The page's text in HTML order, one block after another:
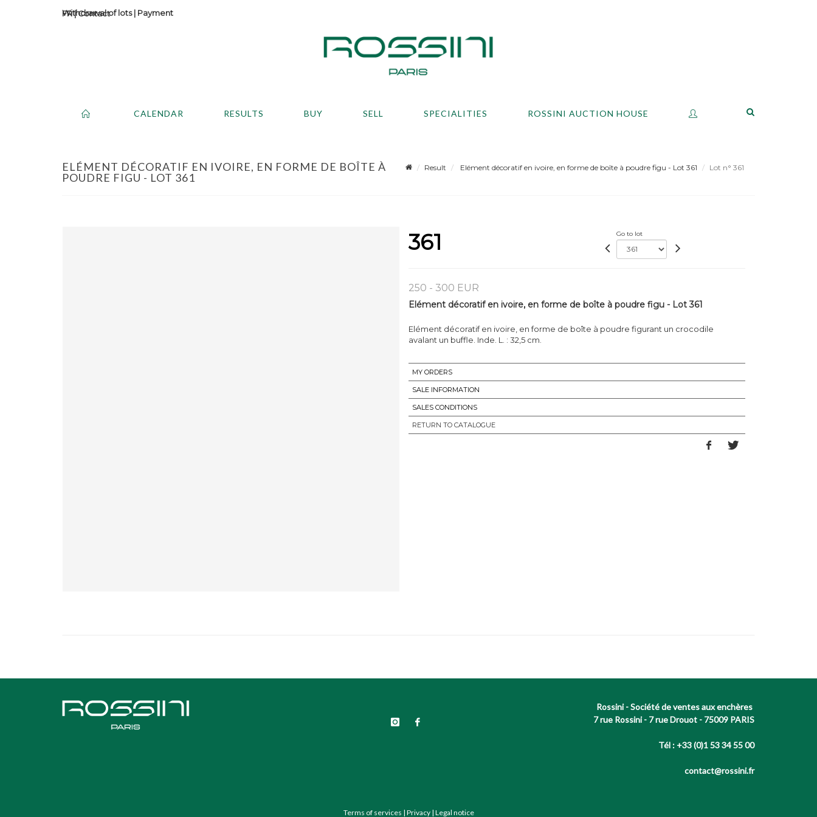
Contact
Withdrawal of lots| Payment
CALENDAR RESULTS BUY SELL SPECIALITIES ROSSINI AUCTION HOUSE
ELÉMENT DÉCORATIF EN IVOIRE, EN FORME DE BOÎTE À
POUDRE FIGU - LOT 361
Result Elément décoratif en ivoire, en forme de boîte à poudre figu - Lot 361 Lot n° 361
361 Go to lot
250 - 300 EUR
Elément décoratif en ivoire, en forme de boîte à poudre figu - Lot 361
Elément décoratif en ivoire, en forme de boîte à poudre figurant un crocodile
avalant un buffle. Inde. L. : 32,5 cm.
MY ORDERS
SALE INFORMATION
SALES CONDITIONS
RETURN TO CATALOGUE
Rossini - Société de ventes aux enchères
7 rue Rossini - 7 rue Drouot - 75009 PARIS
Tél : +33 (0)1 53 34 55 00
contact@rossini.fr
Terms of services | Privacy| Legal notice